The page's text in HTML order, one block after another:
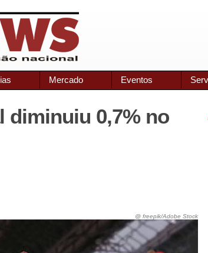
Mercado Eventos
diminuiu 0,7% no
@ freepik/Adobe Stock